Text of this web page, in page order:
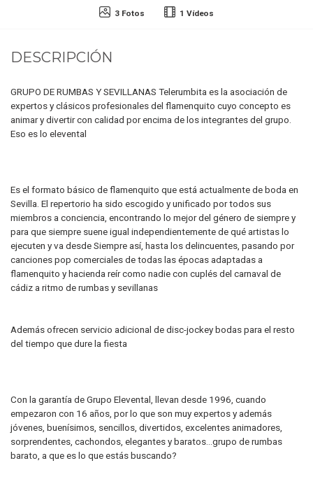
3 Fotos 1 Vídeos
DESCRIPCIÓN
GRUPO DE RUMBAS Y SEVILLANAS Telerumbita es la asociación de
expertos y clásicos profesionales del flamenquito cuyo concepto es
animar y divertir con calidad por encima de los integrantes del grupo.
Eso es lo elevental
Es el formato básico de flamenquito que está actualmente de boda en
Sevilla. El repertorio ha sido escogido y unificado por todos sus
miembros a conciencia, encontrando lo mejor del género de siempre y
para que siempre suene igual independientemente de qué artistas lo
ejecuten y va desde Siempre así, hasta los delincuentes, pasando por
canciones pop comerciales de todas las épocas adaptadas a
flamenquito y hacienda reír como nadie con cuplés del carnaval de
cádiz a ritmo de rumbas y sevillanas
Además ofrecen servicio adicional de disc-jockey bodas para el resto
del tiempo que dure la fiesta
Con la garantía de Grupo Elevental, llevan desde 1996, cuando
empezaron con 16 años, por lo que son muy expertos y además
jóvenes, buenísimos, sencillos, divertidos, excelentes animadores,
sorprendentes, cachondos, elegantes y baratos...grupo de rumbas
barato, a que es lo que estás buscando?